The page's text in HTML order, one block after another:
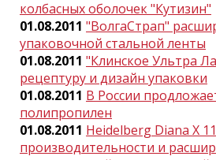
колбасных оболочек "Кутизин"
01.08.2011 "ВолгаСтрап"
упаковочной стальной ленты
01.08.2011 "Клинское Ультра
рецептуру и дизайн упаковки
01.08.2011 В России
полипропилен
01.08.2011 Heidelberg Diana X
производительности и